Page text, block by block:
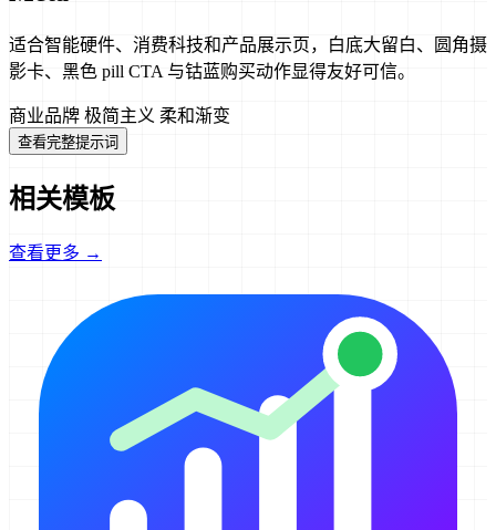
适合智能硬件、消费科技和产品展示页，白底大留白、圆角摄
影卡、黑色 pill CTA 与钴蓝购买动作显得友好可信。
商业品牌 极简主义 柔和渐变
查看完整提示词
相关模板
查看更多 →